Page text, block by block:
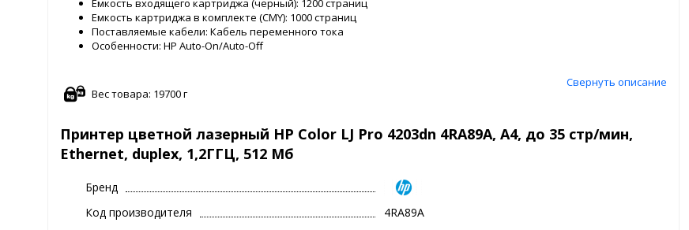
Емкость входящего картриджа (черный): 1200 страниц
Емкость картриджа в комплекте (CMY): 1000 страниц
Поставляемые кабели: Кабель переменного тока
Особенности: HP Auto-On/Auto-Off
Свернуть описание
Вес товара: 19700 г
Принтер цветной лазерный HP Color LJ Pro 4203dn 4RA89A, А4, до 35 стр/мин,
Ethernet, duplex, 1,2ГГЦ, 512 Мб
Бренд
Код производителя
4RA89A